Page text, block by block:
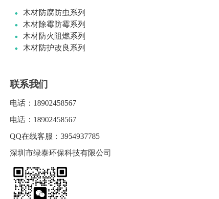
木材防腐防虫系列
木材除霉防霉系列
木材防火阻燃系列
木材防护改良系列
联系我们
电话： 18902458567
电话： 18902458567
QQ在线客服： 3954937785
深圳市绿泰环保科技有限公司